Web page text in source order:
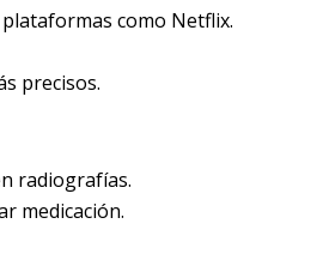
como Netflix.
precisos.
radiografías.
medicación.